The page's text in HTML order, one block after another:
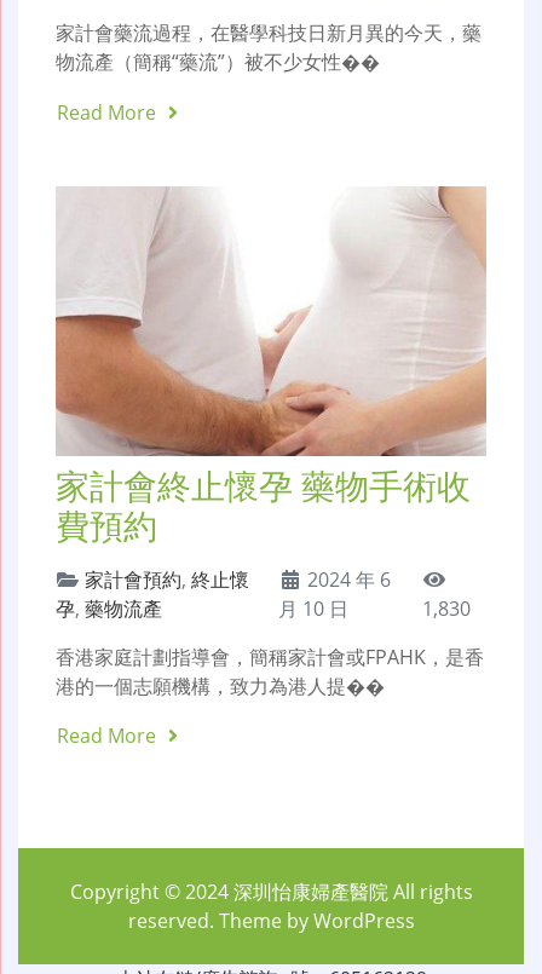
家計會藥流過程，在醫學科技日新月異的今天，藥
物流產（簡稱“藥流”）被不少女性��
Read More
家計會終止懷孕 藥物手術收
費預約
家計會預約, 終止懷
孕, 藥物流產
2024 年 6
月 10 日
1,830
香港家庭計劃指導會，簡稱家計會或FPAHK，是香
港的一個志願機構，致力為港人提��
Read More
Copyright © 2024深圳怡康婦產醫院All rights
reserved. Theme byWordPress